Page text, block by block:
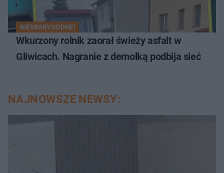
NIEWIARYGODNE!
Wkurzony rolnik zaorał świeży asfalt w
Gliwicach. Nagranie z demolką podbija sieć
NAJNOWSZE NEWSY: